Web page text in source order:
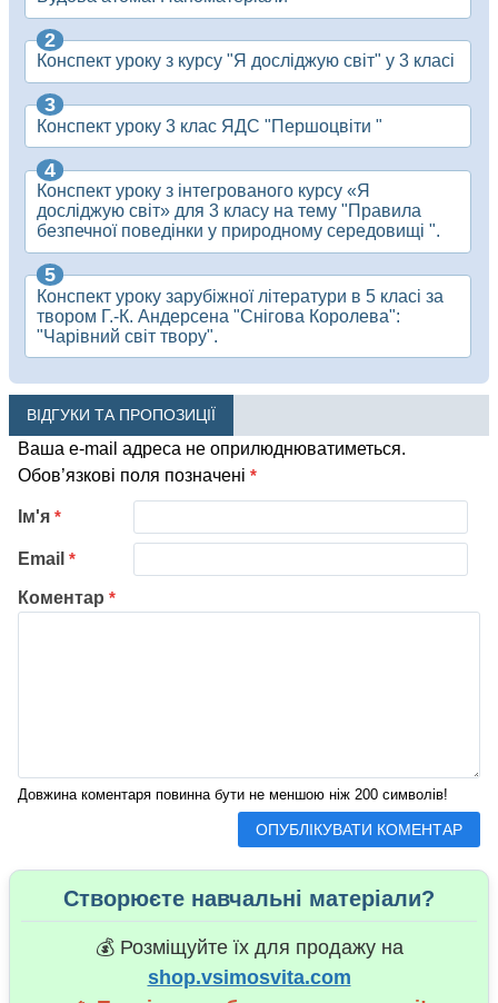
Конспект уроку з курсу "Я досліджую світ" у 3 класі
Конспект уроку 3 клас ЯДС "Першоцвіти "
Конспект уроку з інтегрованого курсу «Я
досліджую світ» для 3 класу на тему "Правила
безпечної поведінки у природному середовищі ".
Конспект уроку зарубіжної літератури в 5 класі за
твором Г.-К. Андерсена "Снігова Королева":
"Чарівний світ твору".
ВІДГУКИ ТА ПРОПОЗИЦІЇ
Ваша e-mail адреса не оприлюднюватиметься.
Обов’язкові поля позначені *
Коментар *
Довжина коментаря повинна бути не меншою ніж 200 символів!
Ім'я *
Email *
Створюєте навчальні матеріали?
💰 Розміщуйте їх для продажу на
shop.vsimosvita.com